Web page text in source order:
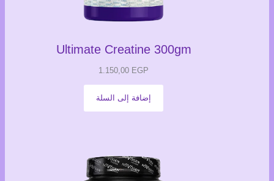
Ultimate Creatine 300gm
1.150,00 EGP
إضافة إلى السلة